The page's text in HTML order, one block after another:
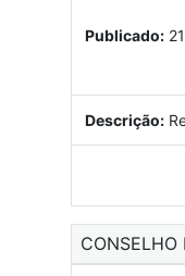
Publicado:
Descrição: